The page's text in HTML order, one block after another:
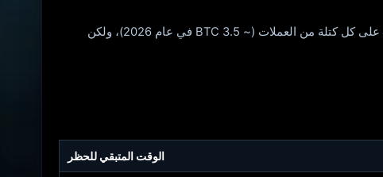
بمفردك، يمكنك العمل كأداة رائعة. إضافة فكرة إلى عقدة Bitcoin الخاصة (أو عبر عملية سحب منفردة من ckpool.org). ستحصل على كل كتلة من العملات (~ 3.5 BTC في عام 2026)، ولكن
الوقت المتبقي للحظر